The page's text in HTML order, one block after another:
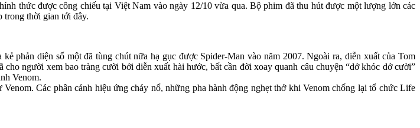
thức được công chiếu tại Việt Nam vào ngày 12/10 vừa qua. Bộ phim đã thu hút được một lượng lớn các
trong thời gian tới đây.
phản diện số một đã tùng chút nữa hạ gục được Spider-Man vào năm 2007. Ngoài ra, diễn xuất của Tom
người xem bao tràng cười bởi diễn xuất hài hước, bất cần đời xoay quanh câu chuyện “dở khóc dở cười”
Venom.
Các phân cảnh hiệu ứng cháy nổ, những pha hành động nghẹt thở khi Venom chống lại tổ chức Life